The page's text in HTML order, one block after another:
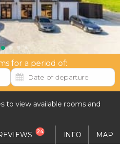
for a period of:
to view available rooms and
24 INFO MAP